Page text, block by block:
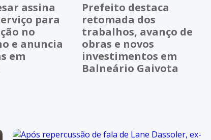
assina
para
no
e anuncia
em
Prefeito destaca
retomada dos
trabalhos, avanço de
obras e novos
investimentos em
Balneário Gaivota